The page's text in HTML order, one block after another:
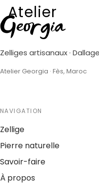
Atelier
Georgia
Zelliges artisanaux ·
Atelier Georgia · Fès, Maroc
NAVIGATION
Zellige
Pierre naturelle
Savoir-faire
À propos